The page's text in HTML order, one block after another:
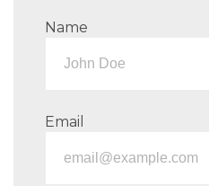
Name
Email